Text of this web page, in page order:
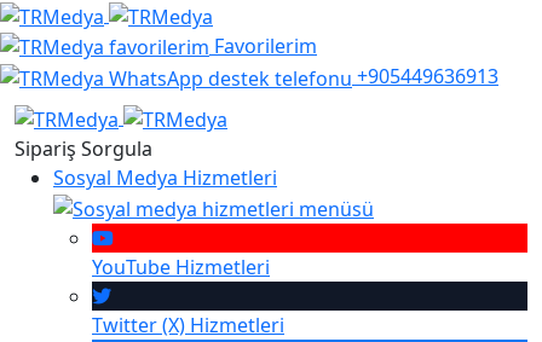
Favorilerim
+905449636913
Sipariş Sorgula
Sosyal Medya Hizmetleri
YouTube Hizmetleri
Twitter (X) Hizmetleri